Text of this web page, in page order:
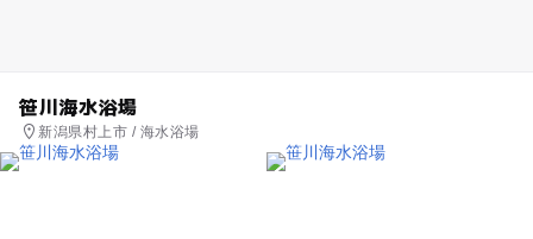
笹川海水浴場
新潟県村上市 / 海水浴場